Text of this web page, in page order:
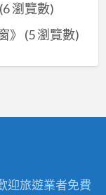
(6 瀏覽數)
》 (5 瀏覽數)
迎旅遊業者免費